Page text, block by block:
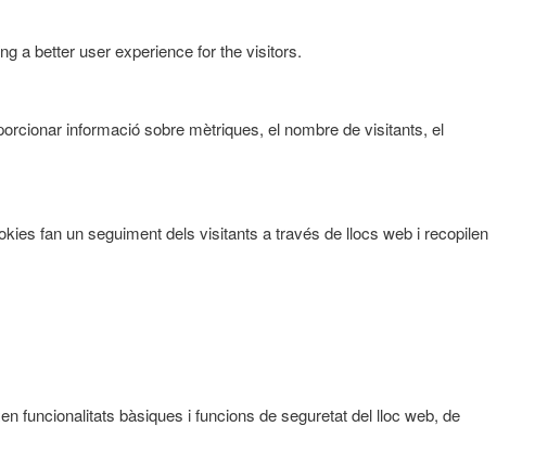
a better user experience for the visitors.
informació sobre mètriques, el nombre de visitants, el
fan un seguiment dels visitants a través de llocs web i recopilen
funcionalitats bàsiques i funcions de seguretat del lloc web, de